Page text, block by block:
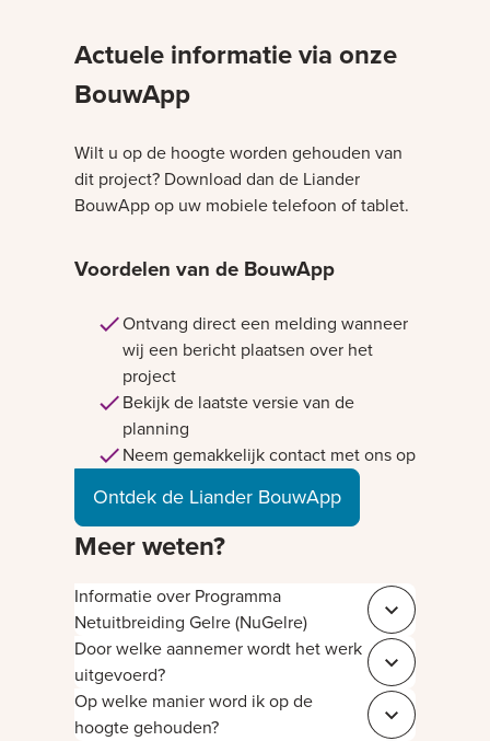
Bezig met laden
Actuele informatie via onze
BouwApp
Wilt u op de hoogte worden gehouden van
dit project? Download dan de Liander
BouwApp op uw mobiele telefoon of tablet.
Voordelen van de BouwApp
Ontvang direct een melding wanneer
wij een bericht plaatsen over het
project
Bekijk de laatste versie van de
planning
Neem gemakkelijk contact met ons op
Ontdek de Liander BouwApp
Meer weten?
Informatie over Programma
Netuitbreiding Gelre (NuGelre)
Sluit 03fa94ec-
Door welke aannemer wordt het werk
uitgevoerd?
Sluit
Op welke manier word ik op de
hoogte gehouden?
Sluit